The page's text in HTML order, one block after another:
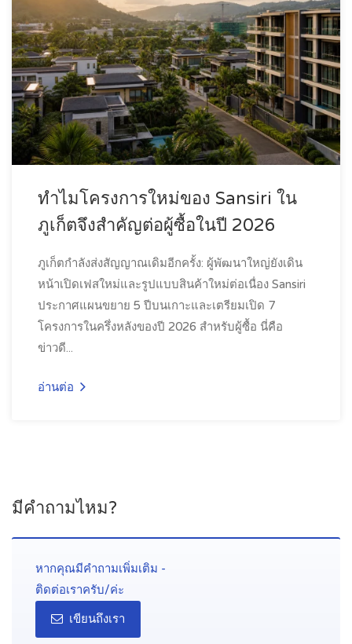
ทำไมโครงการใหม่ของ Sansiri ใน
ภูเก็ตจึงสำคัญต่อผู้ซื้อในปี 2026
ภูเก็ตกำลังส่งสัญญาณเดิมอีกครั้ง: ผู้พัฒนาใหญ่ยังเดิน
หน้าเปิดเฟสใหม่และรูปแบบสินค้าใหม่ต่อเนื่อง Sansiri
ประกาศแผนขยาย 5 ปีบนเกาะและเตรียมเปิด 7
โครงการในครึ่งหลังของปี 2026 สำหรับผู้ซื้อ นี่คือ
ข่าวดี...
อ่านต่อ
มีคำถามไหม?
หากคุณมีคำถามเพิ่มเติม -
ติดต่อเราครับ/ค่ะ
เขียนถึงเรา